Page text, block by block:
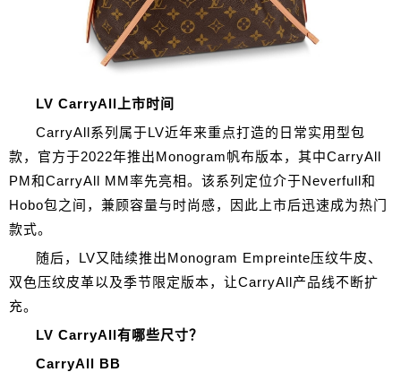
LV CarryAll上市时间
CarryAll系列属于LV近年来重点打造的日常实用型包
款，官方于2022年推出Monogram帆布版本，其中CarryAll
PM和CarryAll MM率先亮相。该系列定位介于Neverfull和
Hobo包之间，兼顾容量与时尚感，因此上市后迅速成为热门
款式。
随后，LV又陆续推出Monogram Empreinte压纹牛皮、
双色压纹皮革以及季节限定版本，让CarryAll产品线不断扩
充。
LV CarryAll有哪些尺寸？
CarryAll BB